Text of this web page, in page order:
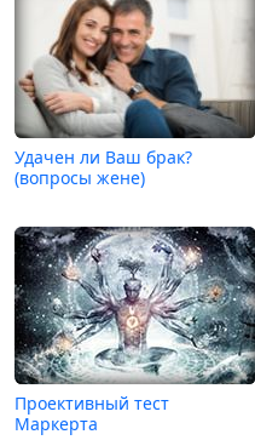
Удачен ли Ваш брак?
(вопросы жене)
Проективный тест
Маркерта